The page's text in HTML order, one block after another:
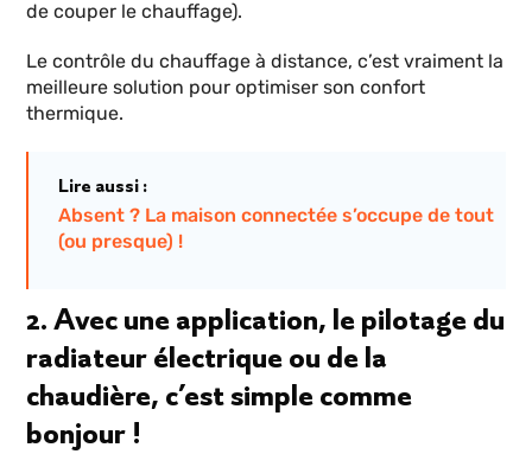
de couper le chauffage).
Le contrôle du chauffage à distance, c’est vraiment la
meilleure solution pour optimiser son confort
thermique.
Lire aussi :
Absent ? La maison connectée s’occupe de tout
(ou presque) !
2. Avec une application, le pilotage du
radiateur électrique ou de la
chaudière, c’est simple comme
bonjour !